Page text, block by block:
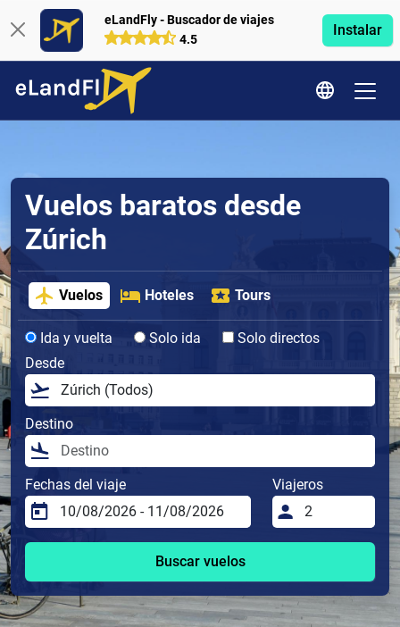
eLandFly - Buscador de viajes
4.5
Instalar
Vuelos baratos desde
Zúrich
Vuelos Hoteles Tours
Ida y vuelta Solo ida
Solo directos
Desde
Destino
Fechas del viaje Viajeros
Buscar vuelos